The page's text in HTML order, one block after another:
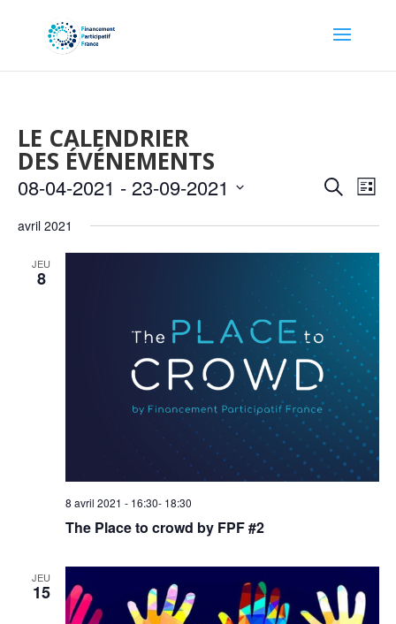
LE CALENDRIER
DES ÉVÉNEMENTS
de
vues
Recherche
de
Liste
08-04-2021 - 23-09-2021
une
avril 2021
JEU
8
8 avril 2021 - 16:30- 18:30
The Place to crowd by FPF #2
JEU
15